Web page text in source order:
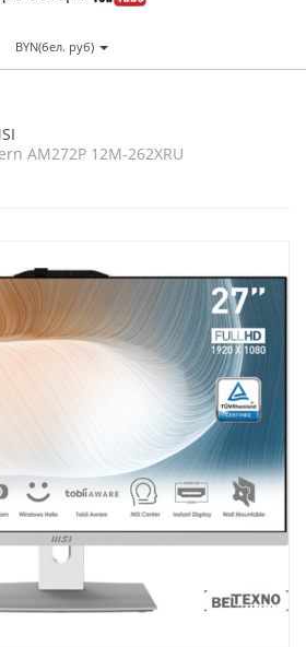
BYN(бел. руб)
AM272P 12M-262XRU